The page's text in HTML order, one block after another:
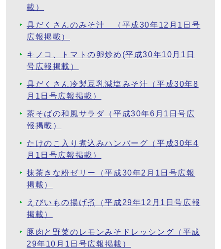
載）
具だくさんのみそ汁 （平成30年12月1日号
広報掲載）
キノコ、トマトの卵炒め(平成30年10月1日
号広報掲載）
具だくさん冷製豆乳減塩みそ汁（平成30年8
月1日号広報掲載）
茶そばの和風サラダ（平成30年6月1日号広
報掲載）
たけのこ入り煮込みハンバーグ（平成30年4
月1日号広報掲載）
抹茶きな粉ゼリー（平成30年2月1日号広報
掲載）
えびいもの揚げ煮（平成29年12月1日号広報
掲載）
豚肉と野菜のレモンみそドレッシング（平成
29年10月1日号広報掲載）